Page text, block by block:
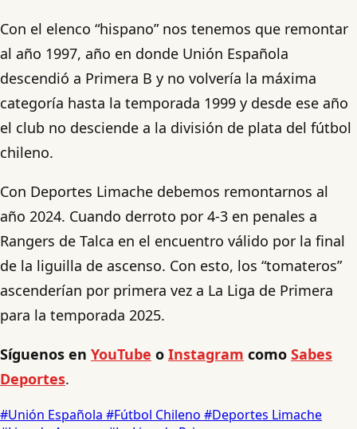
Con el elenco “hispano” nos tenemos que remontar
al año 1997, año en donde Unión Española
descendió a Primera B y no volvería la máxima
categoría hasta la temporada 1999 y desde ese año
el club no desciende a la división de plata del fútbol
chileno.
Con Deportes Limache debemos remontarnos al
año 2024. Cuando derroto por 4-3 en penales a
Rangers de Talca en el encuentro válido por la final
de la liguilla de ascenso. Con esto, los “tomateros”
ascenderían por primera vez a La Liga de Primera
para la temporada 2025.
Síguenos en YouTube o Instagram como Sabes
Deportes.
#Unión Española #Fútbol Chileno #Deportes Limache